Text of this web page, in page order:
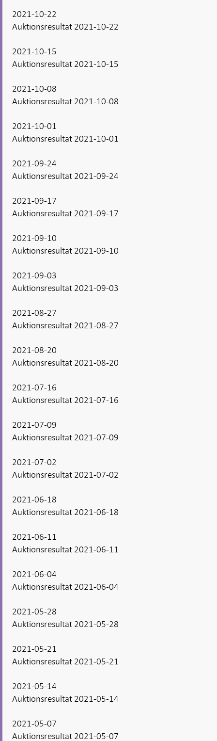
2021-10-22
Auktionsresultat 2021-10-22
2021-10-15
Auktionsresultat 2021-10-15
2021-10-08
Auktionsresultat 2021-10-08
2021-10-01
Auktionsresultat 2021-10-01
2021-09-24
Auktionsresultat 2021-09-24
2021-09-17
Auktionsresultat 2021-09-17
2021-09-10
Auktionsresultat 2021-09-10
2021-09-03
Auktionsresultat 2021-09-03
2021-08-27
Auktionsresultat 2021-08-27
2021-08-20
Auktionsresultat 2021-08-20
2021-07-16
Auktionsresultat 2021-07-16
2021-07-09
Auktionsresultat 2021-07-09
2021-07-02
Auktionsresultat 2021-07-02
2021-06-18
Auktionsresultat 2021-06-18
2021-06-11
Auktionsresultat 2021-06-11
2021-06-04
Auktionsresultat 2021-06-04
2021-05-28
Auktionsresultat 2021-05-28
2021-05-21
Auktionsresultat 2021-05-21
2021-05-14
Auktionsresultat 2021-05-14
2021-05-07
Auktionsresultat 2021-05-07